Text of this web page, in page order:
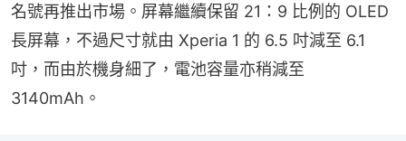
名號再推出市場。屏幕繼續保留 21：9 比例的 OLED
長屏幕，不過尺寸就由 Xperia 1 的 6.5 吋減至 6.1
吋，而由於機身細了，電池容量亦稍減至
3140mAh。